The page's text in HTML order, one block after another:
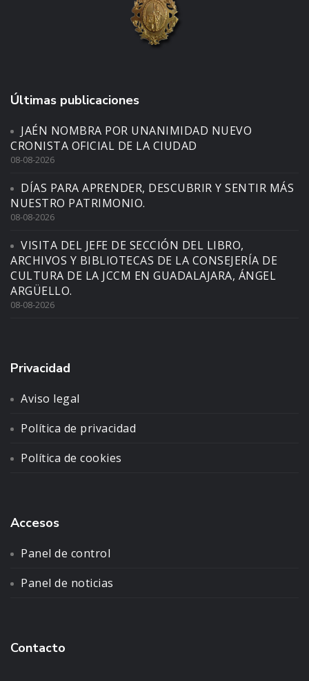
Últimas publicaciones
JAÉN NOMBRA POR UNANIMIDAD NUEVO
CRONISTA OFICIAL DE LA CIUDAD
08-08-2026
DÍAS PARA APRENDER, DESCUBRIR Y SENTIR MÁS
NUESTRO PATRIMONIO.
08-08-2026
VISITA DEL JEFE DE SECCIÓN DEL LIBRO,
ARCHIVOS Y BIBLIOTECAS DE LA CONSEJERÍA DE
CULTURA DE LA JCCM EN GUADALAJARA, ÁNGEL
ARGÜELLO.
08-08-2026
Privacidad
Aviso legal
Política de privacidad
Política de cookies
Accesos
Panel de control
Panel de noticias
Contacto